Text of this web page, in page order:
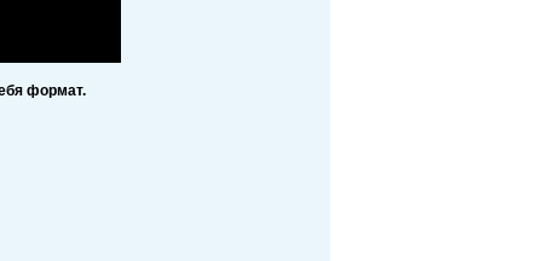
формат.